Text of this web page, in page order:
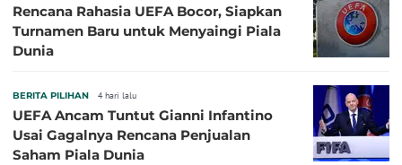
Rencana Rahasia UEFA Bocor, Siapkan
Turnamen Baru untuk Menyaingi Piala
Dunia
BERITA PILIHAN 4 hari lalu
UEFA Ancam Tuntut Gianni Infantino
Usai Gagalnya Rencana Penjualan
Saham Piala Dunia